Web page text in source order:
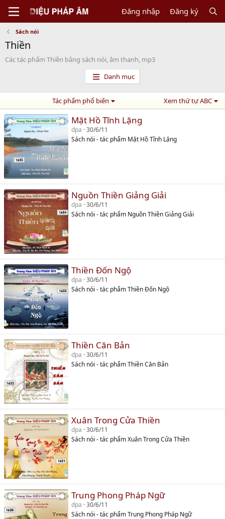
Đăng nhập Đăng ký
Sách nói
Thiền
Các tác phẩm Thiền bằng sách nói, âm thanh, mp3
Danh mục
Tác phẩm phổ biến Xem thứ tự ABC
Mặt Hồ Tĩnh Lặng
dpa 30/6/11
Sách nói - tác phẩm Mặt Hồ Tĩnh Lặng
Nguồn Thiền Giảng Giải
dpa 30/6/11
Sách nói - tác phẩm Nguồn Thiền Giảng Giải
Thiền Đốn Ngộ
dpa 30/6/11
Sách nói - tác phẩm Thiền Đốn Ngộ
Thiền Căn Bản
dpa 30/6/11
Sách nói - tác phẩm Thiền Căn Bản
Xuân Trong Cửa Thiền
dpa 30/6/11
Sách nói - tác phẩm Xuân Trong Cửa Thiền
Trung Phong Pháp Ngữ
dpa 30/6/11
Sách nói - tác phẩm Trung Phong Pháp Ngữ